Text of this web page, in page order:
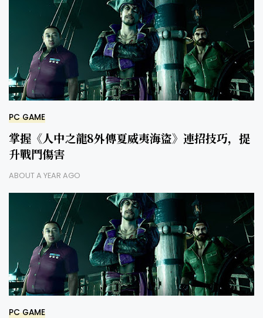
PC GAME
掌握《人中之龍8外傳夏威夷海盜》連招技巧，提
升戰鬥傷害
ABOUT A YEAR AGO
PC GAME